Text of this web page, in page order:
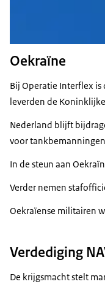
Oekraïne
Bij Operatie Interflex
leverden de
Nederland blijft
voor
In de steun aan
Verder nemen
Oekraïense militairen
Verdediging
De krijgsmacht stelt